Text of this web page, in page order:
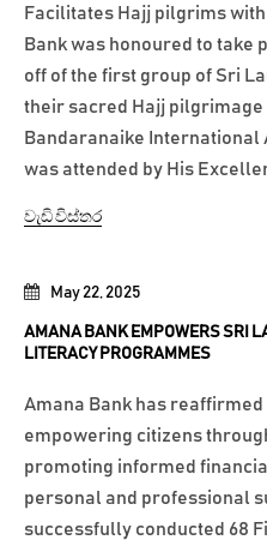
May 22, 2025
AMANA BANK EMPOWERS SRI
LITERACY PROGRAMMES
Amana Bank has
empowering citizens
promoting informed
personal and professional
successfully conducted 68
Facilitates Hajj pilgrims
Bank was honoured to take
off of the first group of Sri
their sacred Hajj pilgrimage
Bandaranaike
was attended by His
වැඩි විස්තර